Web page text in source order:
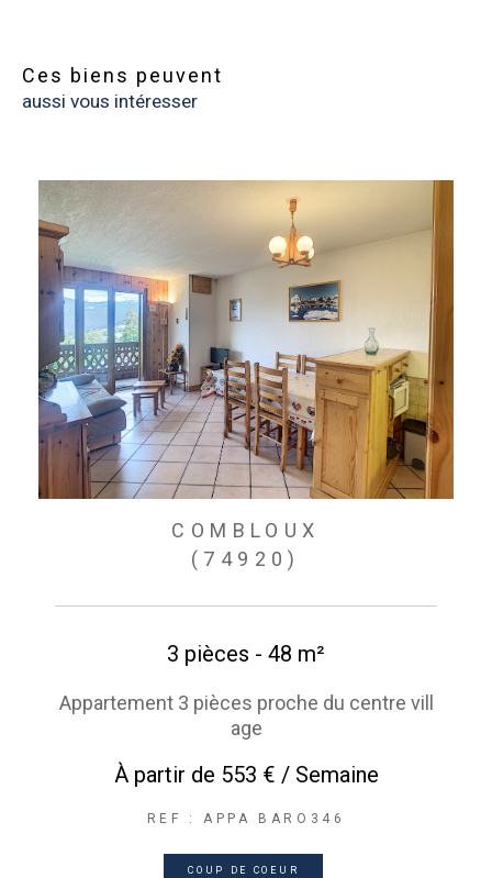
Ces biens peuvent
aussi vous intéresser
COMBLOUX
(74920)
3 pièces - 48 m²
Appartement 3 pièces proche du centre vill
age
À partir de 553 € / Semaine
REF : APPA BARO346
COUP DE COEUR